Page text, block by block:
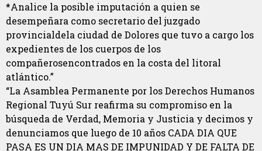
*Analice la posible imputación a quien se
desempeñara como secretario del juzgado
provincialdela ciudad de Dolores que tuvo a cargo los
expedientes de los cuerpos de los
compañerosencontrados en la costa del litoral
atlántico.”
“La Asamblea Permanente por los Derechos Humanos
Regional Tuyú Sur reafirma su compromiso en la
búsqueda de Verdad, Memoria y Justicia y decimos y
denunciamos que luego de 10 años CADA DIA QUE
PASA ES UN DIA MAS DE IMPUNIDAD Y DE FALTA DE